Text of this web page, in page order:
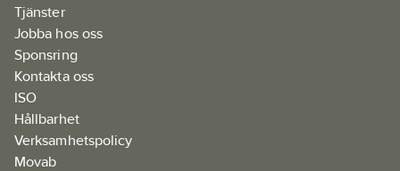
Tjänster
Jobba hos oss
Sponsring
Kontakta oss
ISO
Hållbarhet
Verksamhetspolicy
Movab